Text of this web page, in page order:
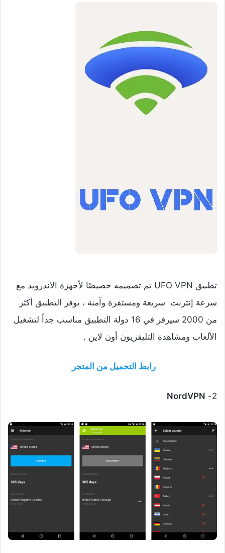
تطبيق UFO VPN تم تصميمه خصيصًا لأجهزة الاندرويد مع
سرعة إنترنت سريعة ومستقرة وآمنة ، يوفر التطبيق أكثر
من 2000 سيرفر في 16 دولة التطبيق مناسب جداً لتشغيل
الألعاب ومشاهدة التليفزيون أون لاين .
رابط التحميل من المتجر
2-
NordVPN